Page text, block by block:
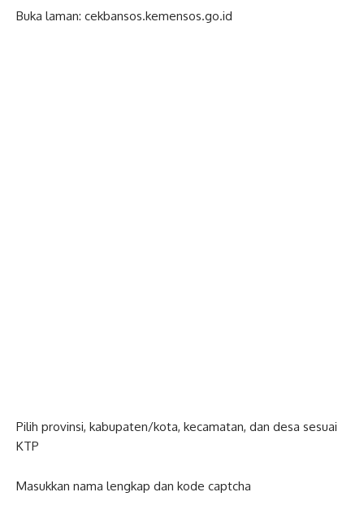
Buka laman: cekbansos.kemensos.go.id
Pilih provinsi, kabupaten/kota, kecamatan, dan desa sesuai
KTP
Masukkan nama lengkap dan kode captcha